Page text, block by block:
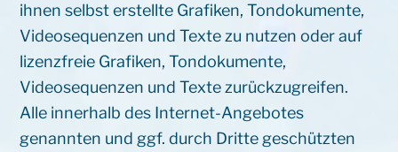
ihnen selbst erstellte Grafiken, Tondokumente,
Videosequenzen und Texte zu nutzen oder auf
lizenzfreie Grafiken, Tondokumente,
Videosequenzen und Texte zurückzugreifen.
Alle innerhalb des Internet-Angebotes
genannten und ggf. durch Dritte geschützten